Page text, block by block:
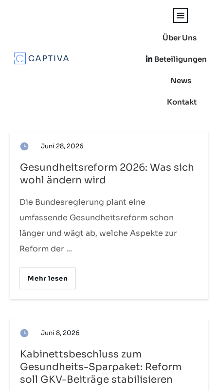
Über Uns
Beteiligungen
News
Kontakt
Juni 28, 2026
Gesundheitsreform 2026: Was sich
wohl ändern wird
Die Bundesregierung plant eine
umfassende Gesundheitsreform schon
länger und wägt ab, welche Aspekte zur
Reform der ...
Mehr lesen
Juni 8, 2026
Kabinettsbeschluss zum
Gesundheits-Sparpaket: Reform
soll GKV-Beiträge stabilisieren